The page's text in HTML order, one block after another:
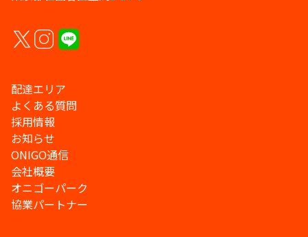
配達エリア
よくある質問
採用情報
お知らせ
ONIGO通信
会社概要
オニゴーパーク
協業パートナー